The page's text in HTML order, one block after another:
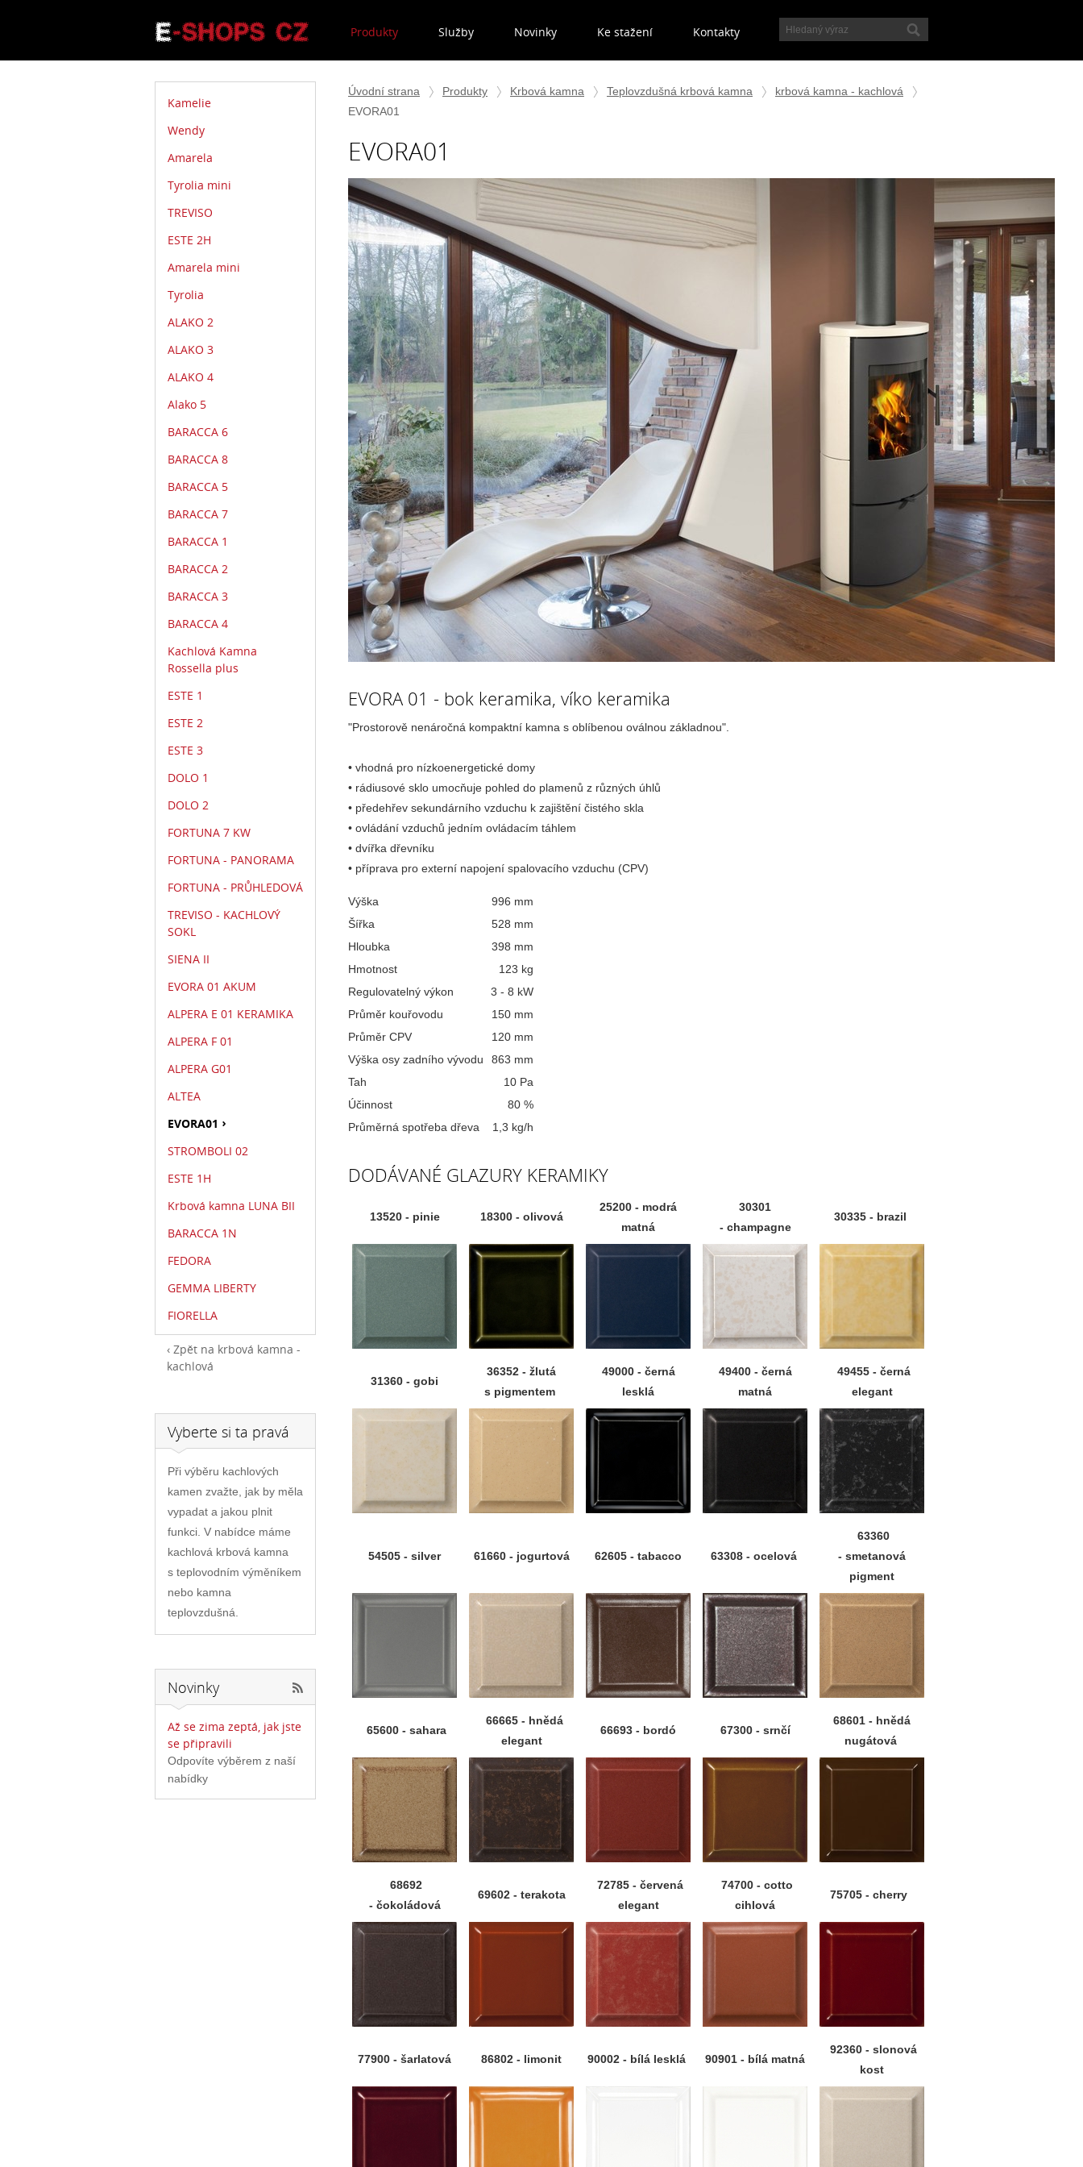
Produkty Služby Novinky Ke stažení Kontakty
Úvodní strana Produkty Krbová kamna Teplovzdušná krbová kamna
krbová kamna - kachlová
EVORA01
EVORA01
EVORA 01 - bok keramika, víko keramika
"Prostorově nenáročná kompaktní kamna s oblíbenou oválnou základnou".
• vhodná pro nízkoenergetické domy
• rádiusové sklo umocňuje pohled do plamenů z různých úhlů
• předehřev sekundárního vzduchu k zajištění čistého skla
• ovládání vzduchů jedním ovládacím táhlem
• dvířka dřevníku
• příprava pro externí napojení spalovacího vzduchu (CPV)
Výška
996 mm
Šířka
528 mm
Hloubka
398 mm
Hmotnost
123 kg
Regulovatelný výkon
3 - 8 kW
Průměr kouřovodu
150 mm
Průměr CPV
120 mm
Výška osy zadního vývodu
863 mm
Tah
10 Pa
Účinnost
80 %
Průměrná spotřeba dřeva
1,3 kg/h
DODÁVANÉ GLAZURY KERAMIKY
13520 - pinie 18300 - olivová
25200 - modrá
matná
30301
- champagne
30335 - brazil
31360 - gobi
36352 - žlutá
s pigmentem
49000 - černá
lesklá
49400 - černá
matná
49455 - černá
elegant
54505 - silver 61660 - jogurtová 62605 - tabacco 63308 - ocelová
63360
- smetanová
pigment
65600 - sahara
66665 - hnědá
elegant
66693 - bordó 67300 - srnčí
68601 - hnědá
nugátová
68692
- čokoládová
69602 - terakota
72785 - červená
elegant
74700 - cotto
cihlová
75705 - cherry
77900 - šarlatová 86802 - limonit 90002 - bílá lesklá 90901 - bílá matná
92360 - slonová
kost
Kamelie
Wendy
Amarela
Tyrolia mini
TREVISO
ESTE 2H
Amarela mini
Tyrolia
ALAKO 2
ALAKO 3
ALAKO 4
Alako 5
BARACCA 6
BARACCA 8
BARACCA 5
BARACCA 7
BARACCA 1
BARACCA 2
BARACCA 3
BARACCA 4
Kachlová Kamna
Rossella plus
ESTE 1
ESTE 2
ESTE 3
DOLO 1
DOLO 2
FORTUNA 7 KW
FORTUNA - PANORAMA
FORTUNA - PRŮHLEDOVÁ
TREVISO - KACHLOVÝ
SOKL
SIENA II
EVORA 01 AKUM
ALPERA E 01 KERAMIKA
ALPERA F 01
ALPERA G01
ALTEA
EVORA01
STROMBOLI 02
ESTE 1H
Krbová kamna LUNA BII
BARACCA 1N
FEDORA
GEMMA LIBERTY
FIORELLA
Zpět na krbová kamna -
kachlová
Vyberte si ta pravá
Při výběru kachlových
kamen zvažte, jak by měla
vypadat a jakou plnit
funkci. V nabídce máme
kachlová krbová kamna
s teplovodním výměníkem
nebo kamna
teplovzdušná.
Novinky
Až se zima zeptá, jak jste
se připravili
Odpovíte výběrem z naší
nabídky